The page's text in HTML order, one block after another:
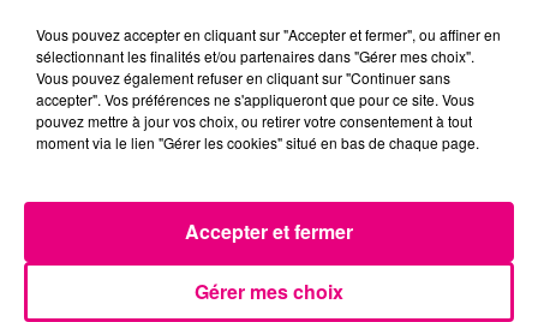
Vous pouvez accepter en cliquant sur "Accepter et fermer", ou affiner en
sélectionnant les finalités et/ou partenaires dans "Gérer mes choix".
Vous pouvez également refuser en cliquant sur "Continuer sans
accepter". Vos préférences ne s'appliqueront que pour ce site. Vous
pouvez mettre à jour vos choix, ou retirer votre consentement à tout
moment via le lien "Gérer les cookies" situé en bas de chaque page.
Gérer mes choix
Accepter et fermer